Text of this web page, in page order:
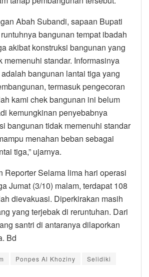
Abah Subandi, sapaan Bupati
bangunan tempat ibadah
akibat konstruksi bangunan yang
memenuhi standar. Informasinya
bangunan lantai tiga yang
termasuk pengecoran
kami chek bangunan ini belum
kemungkinan penyebabnya
bangunan tidak memenuhi standar
menahan beban sebagai
tiga,” ujarnya.
Reporter Selama lima hari operasi
Jumat (3/10) malam, terdapat 108
dievakuasi. Diperkirakan masih
yang terjebak di reruntuhan. Dari
santri di antaranya dilaporkan
Bd
Ponpes Al Khoziny Selidiki